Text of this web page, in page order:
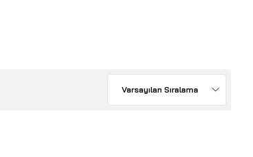
Varsayılan Sıralama